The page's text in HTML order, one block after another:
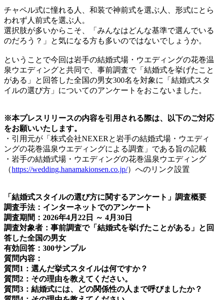
チャペル式に憧れる人、和装で神前式を選ぶ人、形式にとら
われず人前式を選ぶ人。
選択肢が多いからこそ、「みんなはどんな基準で選んでいる
のだろう？」と気になる方も多いのではないでしょうか。
ということで今回は岩手の結婚式場・ウエディングの花巻温
泉ウエディングと共同で、事前調査で「結婚式を挙げたこと
がある」と回答した全国の男女300名を対象に「結婚式スタ
イルの選び方」についてのアンケートをおこないました。
※本プレスリリースの内容を引用される際は、以下のご対応
をお願いいたします。
・引用元が「株式会社NEXERと岩手の結婚式場・ウエディ
ングの花巻温泉ウエディングによる調査」である旨の記載
・岩手の結婚式場・ウエディングの花巻温泉ウエディング
（https://wedding.hanamakionsen.co.jp/）へのリンク設置
「結婚式スタイルの選び方に関するアンケート」調査概要
調査手法：インターネットでのアンケート
調査期間：2026年4月22日 ～ 4月30日
調査対象者：事前調査で「結婚式を挙げたことがある」と回
答した全国の男女
有効回答：300サンプル
質問内容：
質問1：選んだ挙式スタイルは何ですか？
質問2：その理由を教えてください。
質問3：結婚式には、どの関係性の人まで呼びましたか？